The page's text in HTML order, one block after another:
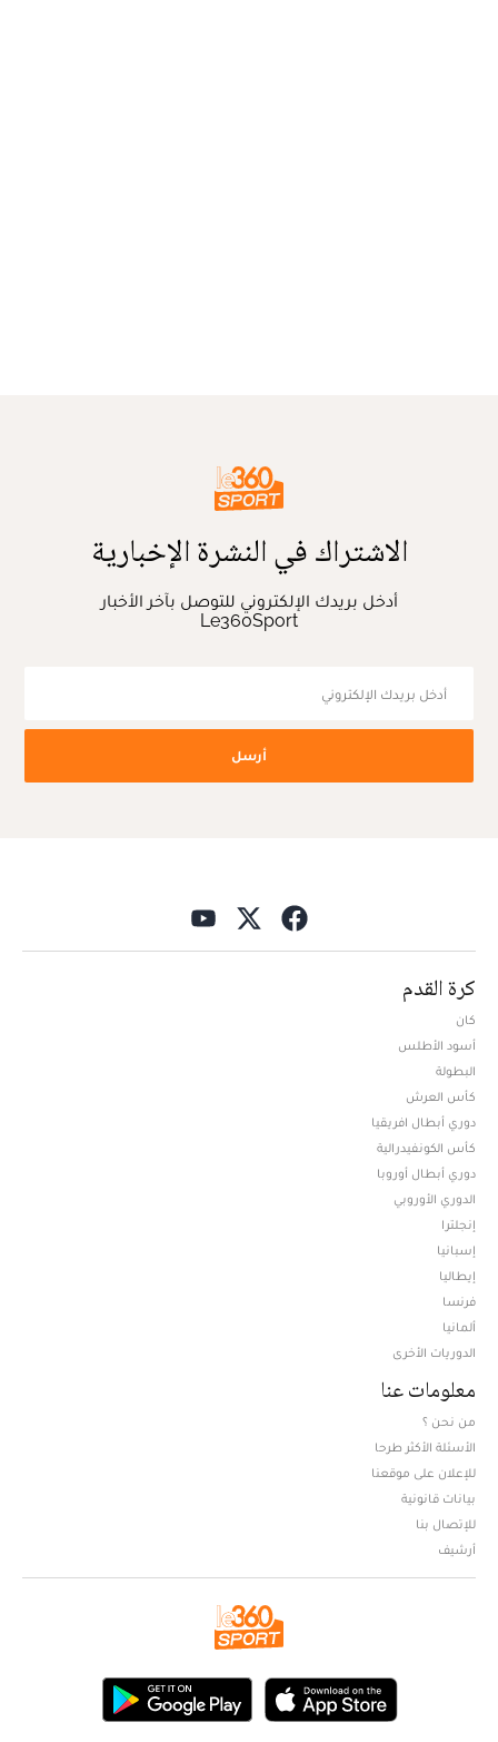
الاشتراك في النشرة الإخبارية
أدخل بريدك الإلكتروني للتوصل بآخر الأخبار
Le360Sport
أرسل
كرة القدم
كان
أسود الأطلس
البطولة
كأس العرش
دوري أبطال افريقيا
كأس الكونفيدرالية
دوري أبطال أوروبا
الدوري الأوروبي
إنجلترا
إسبانيا
إيطاليا
فرنسا
ألمانيا
الدوريات الأخرى
معلومات عنا
من نحن ؟
الأسئلة الأكثر طرحا
للإعلان على موقعنا
بيانات قانونية
للإتصال بنا
أرشيف